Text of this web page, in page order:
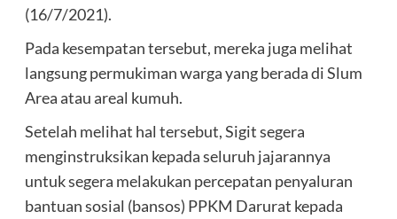
(16/7/2021).
Pada kesempatan tersebut, mereka juga melihat
langsung permukiman warga yang berada di Slum
Area atau areal kumuh.
Setelah melihat hal tersebut, Sigit segera
menginstruksikan kepada seluruh jajarannya
untuk segera melakukan percepatan penyaluran
bantuan sosial (bansos) PPKM Darurat kepada